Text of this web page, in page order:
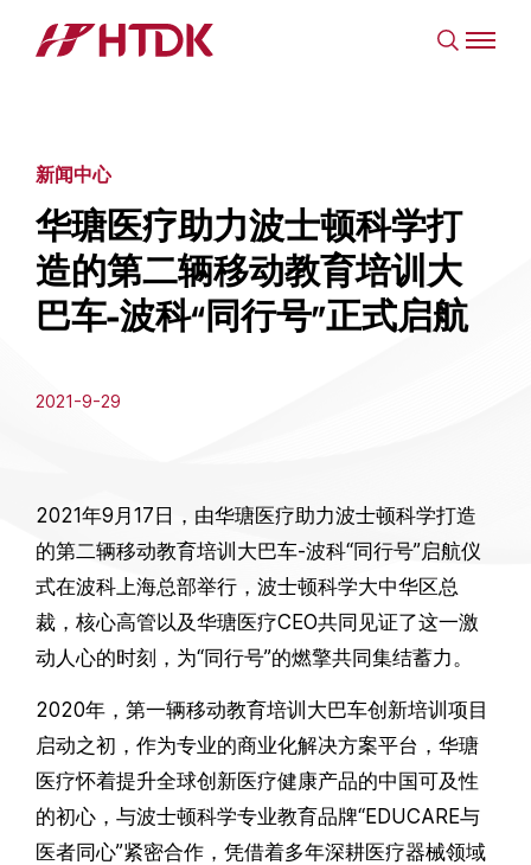
新闻中心
华瑭医疗助力波士顿科学打
造的第二辆移动教育培训大
巴车-波科“同行号”正式启航
2021-9-29
2021年9月17日，由华瑭医疗助力波士顿科学打造
的第二辆移动教育培训大巴车-波科“同行号”启航仪
式在波科上海总部举行，波士顿科学大中华区总
裁，核心高管以及华瑭医疗CEO共同见证了这一激
动人心的时刻，为“同行号”的燃擎共同集结蓄力。
2020年，第一辆移动教育培训大巴车创新培训项目
启动之初，作为专业的商业化解决方案平台，华瑭
医疗怀着提升全球创新医疗健康产品的中国可及性
的初心，与波士顿科学专业教育品牌“EDUCARE与
医者同心”紧密合作，凭借着多年深耕医疗器械领域